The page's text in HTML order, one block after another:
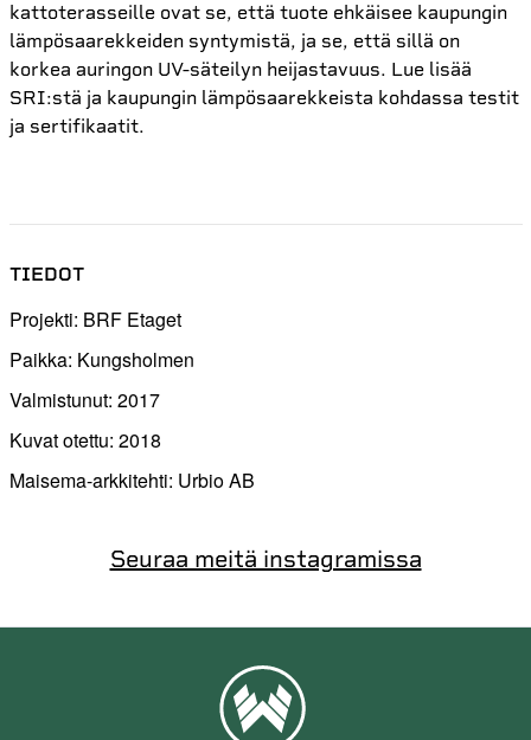
kattoterasseille ovat se, että tuote ehkäisee kaupungin
lämpösaarekkeiden syntymistä, ja se, että sillä on
korkea auringon UV-säteilyn heijastavuus. Lue lisää
SRI:stä ja kaupungin lämpösaarekkeista kohdassa testit
ja sertifikaatit.
TIEDOT
Projekti: BRF Etaget
Paikka: Kungsholmen
Valmistunut: 2017
Kuvat otettu: 2018
Maisema-arkkitehti: Urbio AB
Seuraa meitä instagramissa